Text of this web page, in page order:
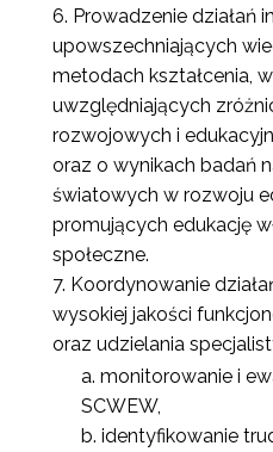
Prowadzenie działań
upowszechniających
metodach kształcenia,
uwzględniających
rozwojowych i
oraz o wynikach badań
światowych w rozwoju
promujących edukację
społeczne.
Koordynowanie
wysokiej jakości
oraz udzielania
monitorowanie i
SCWEW,
identyfikowanie